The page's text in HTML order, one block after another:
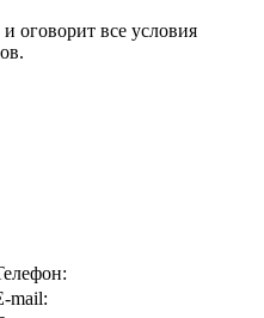
оговорит все условия
mail: